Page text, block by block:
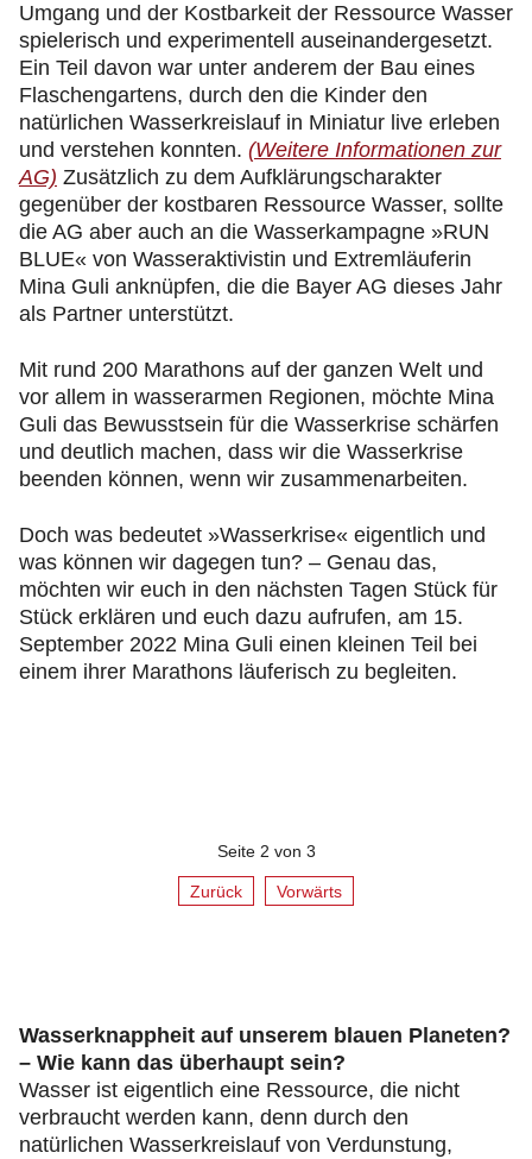
Umgang und der Kostbarkeit der Ressource Wasser
spielerisch und experimentell auseinandergesetzt.
Ein Teil davon war unter anderem der Bau eines
Flaschengartens, durch den die Kinder den
natürlichen Wasserkreislauf in Miniatur live erleben
und verstehen konnten. (Weitere Informationen zur
AG) Zusätzlich zu dem Aufklärungscharakter
gegenüber der kostbaren Ressource Wasser, sollte
die AG aber auch an die Wasserkampagne »RUN
BLUE« von Wasseraktivistin und Extremläuferin
Mina Guli anknüpfen, die die Bayer AG dieses Jahr
als Partner unterstützt.
Mit rund 200 Marathons auf der ganzen Welt und
vor allem in wasserarmen Regionen, möchte Mina
Guli das Bewusstsein für die Wasserkrise schärfen
und deutlich machen, dass wir die Wasserkrise
beenden können, wenn wir zusammenarbeiten.
Doch was bedeutet »Wasserkrise« eigentlich und
was können wir dagegen tun? – Genau das,
möchten wir euch in den nächsten Tagen Stück für
Stück erklären und euch dazu aufrufen, am 15.
September 2022 Mina Guli einen kleinen Teil bei
einem ihrer Marathons läuferisch zu begleiten.
Seite 2 von 3
Zurück Vorwärts
Wasserknappheit auf unserem blauen Planeten?
– Wie kann das überhaupt sein?
Wasser ist eigentlich eine Ressource, die nicht
verbraucht werden kann, denn durch den
natürlichen Wasserkreislauf von Verdunstung,